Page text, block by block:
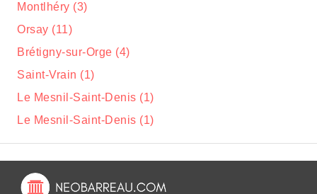
Montlhéry (3)
Orsay (11)
Brétigny-sur-Orge (4)
Saint-Vrain (1)
Le Mesnil-Saint-Denis (1)
Le Mesnil-Saint-Denis (1)